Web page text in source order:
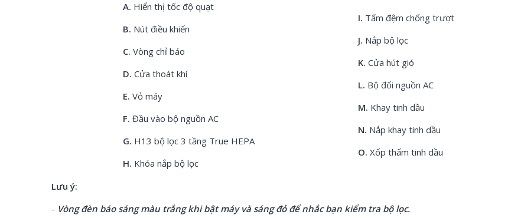
A. Hiển thị tốc độ quạt
B. Nút điều khiển
C. Vòng chỉ báo
D. Cửa thoát khí
E. Vỏ máy
F. Đầu vào bộ nguồn AC
G. H13 bộ lọc 3 tầng True HEPA
H. Khóa nắp bộ lọc
I. Tấm đệm chống trượt
J. Nắp bộ lọc
K. Cửa hút gió
L. Bộ đổi nguồn AC
M. Khay tinh dầu
N. Nắp khay tinh dầu
O. Xốp thấm tinh dầu
Lưu ý:
- Vòngđèn báo sáng màu trắng khi bật máy và sáng đỏ để nhắc bạn kiểm tra bộ lọc.